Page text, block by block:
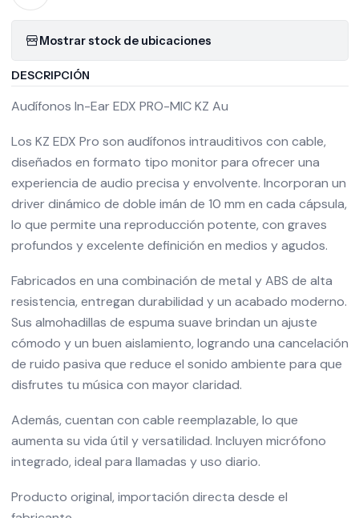
Mostrar stock de ubicaciones
DESCRIPCIÓN
Audífonos In-Ear EDX PRO-MIC KZ Au
Los KZ EDX Pro son audífonos intrauditivos con cable,
diseñados en formato tipo monitor para ofrecer una
experiencia de audio precisa y envolvente. Incorporan un
driver dinámico de doble imán de 10 mm en cada cápsula,
lo que permite una reproducción potente, con graves
profundos y excelente definición en medios y agudos.
Fabricados en una combinación de metal y ABS de alta
resistencia, entregan durabilidad y un acabado moderno.
Sus almohadillas de espuma suave brindan un ajuste
cómodo y un buen aislamiento, logrando una cancelación
de ruido pasiva que reduce el sonido ambiente para que
disfrutes tu música con mayor claridad.
Además, cuentan con cable reemplazable, lo que
aumenta su vida útil y versatilidad. Incluyen micrófono
integrado, ideal para llamadas y uso diario.
Producto original, importación directa desde el